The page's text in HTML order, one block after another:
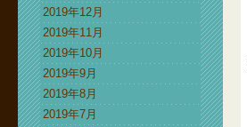
2019年12月
2019年11月
2019年10月
2019年9月
2019年8月
2019年7月